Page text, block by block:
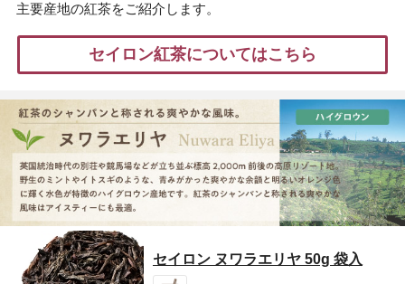
主要産地の紅茶をご紹介します。
セイロン紅茶についてはこちら
セイロン ヌワラエリヤ 50g 袋入